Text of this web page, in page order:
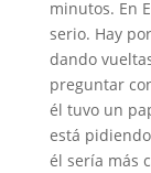
minutos. En
serio. Hay
dando
preguntar
él tuvo un
está
él sería más